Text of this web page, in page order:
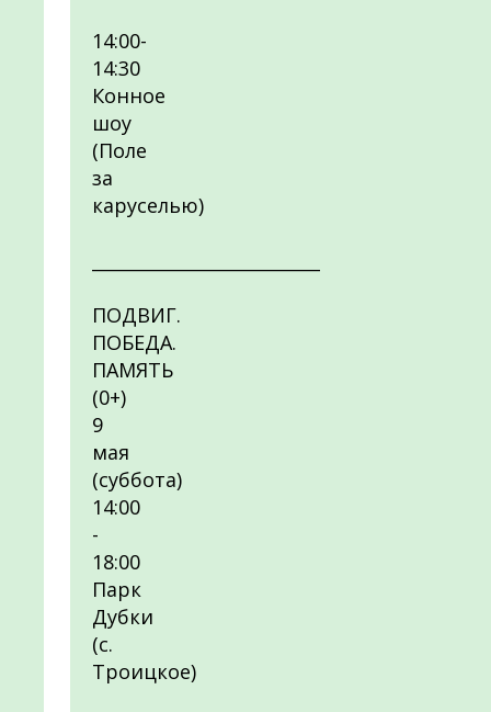
14:00-
14:30
Конное
шоу
(Поле
за
каруселью)
ПОДВИГ.
ПОБЕДА.
ПАМЯТЬ
(0+)
9
мая
(суббота)
14:00
-
18:00
Парк
Дубки
(с.
Троицкое)